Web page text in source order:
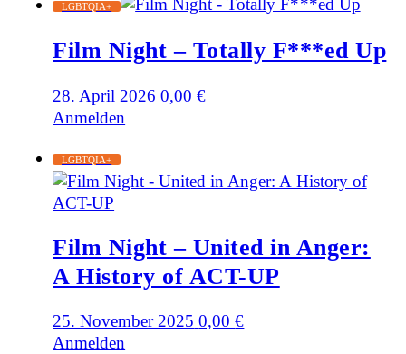
LGBTQIA+
Film Night – Totally F***ed Up
28. April 2026 0,00€
Anmelden
LGBTQIA+
Film Night – United in Anger:
A History of ACT-UP
25. November 2025 0,00€
Anmelden